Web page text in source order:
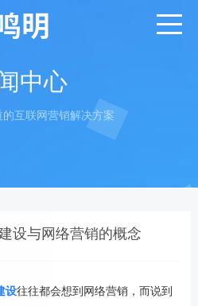
中心
互联网营销解决方案
设与网络营销的概念
设往往都会想到网络营销，而说到